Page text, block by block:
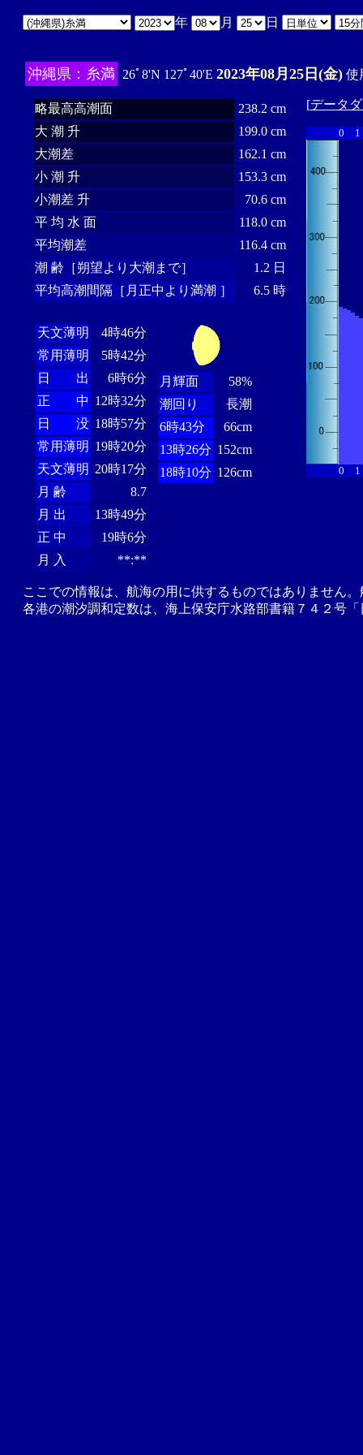
年 月 日
沖縄県：糸満 26ﾟ8'N 127ﾟ40'E 2023年08月25日(金)使
略最高高潮面
238.2 cm
大 潮 升
199.0 cm
大潮差
162.1 cm
小 潮 升
153.3 cm
小潮差 升
70.6 cm
平 均 水 面
118.0 cm
平均潮差
116.4 cm
潮 齢［朔望より大潮まで］
1.2 日
平均高潮間隔［月正中より満潮 ］
6.5 時
天文薄明
4時46分
常用薄明
5時42分
日 出
6時6分
正 中 12時32分
日 没 18時57分
常用薄明 19時20分
天文薄明 20時17分
月 齢
8.7
月 出
13時49分
正 中
19時6分
月 入
**:**
月輝面
58%
潮回り
長潮
6時43分
66cm
13時26分 152cm
18時10分 126cm
[データ
0 1
0 1
ここでの情報は、航海の用に供するものではありません
各港の潮汐調和定数は、海上保安庁水路部書籍７４２号